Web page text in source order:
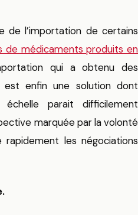
de l’importation de certains
de médicaments produits en
qui a obtenu des
est enfin une solution dont
parait difficilement
marquée par la volonté
les négociations